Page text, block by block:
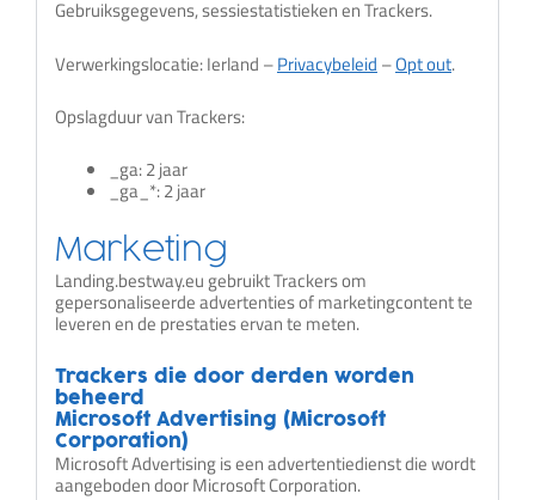
Gebruiksgegevens, sessiestatistieken en Trackers.
Verwerkingslocatie: Ierland –Privacybeleid –Opt out.
Opslagduur van Trackers:
_ga: 2 jaar
_ga_*: 2 jaar
Marketing
Landing.bestway.eu gebruikt Trackers om
gepersonaliseerde advertenties of marketingcontent te
leveren en de prestaties ervan te meten.
Trackers die door derden worden
beheerd
Microsoft Advertising (Microsoft
Corporation)
Microsoft Advertising is een advertentiedienst die wordt
aangeboden door Microsoft Corporation.